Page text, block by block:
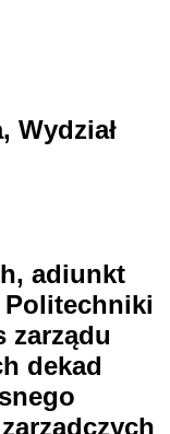
Wydział
adiunkt
Politechniki
zarządu
dekad